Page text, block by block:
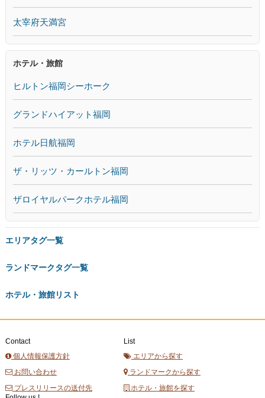
太宰府天満宮
ホテル・旅館
ヒルトン福岡シーホーク
グランドハイアット福岡
ホテル日航福岡
ザ・リッツ・カールトン福岡
ザロイヤルパークホテル福岡
エリアタグ一覧
ランドマークタグ一覧
ホテル・旅館リスト
Contact
個人情報保護方針
お問い合わせ
プレスリリースの送付先
List
エリアから探す
ランドマークから探す
ホテル・旅館を探す